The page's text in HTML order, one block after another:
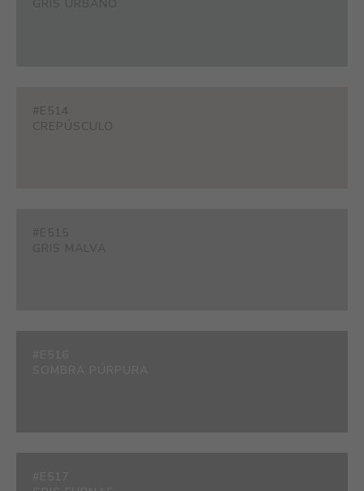
#E514
CREPÚSCULO
#E515
GRIS MALVA